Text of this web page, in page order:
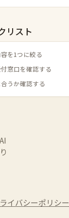
リスト
を1つに絞る
窓口を確認する
うか確認する
イバシーポリシー